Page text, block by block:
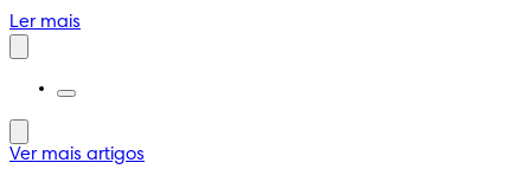
Ler mais
Ver mais artigos